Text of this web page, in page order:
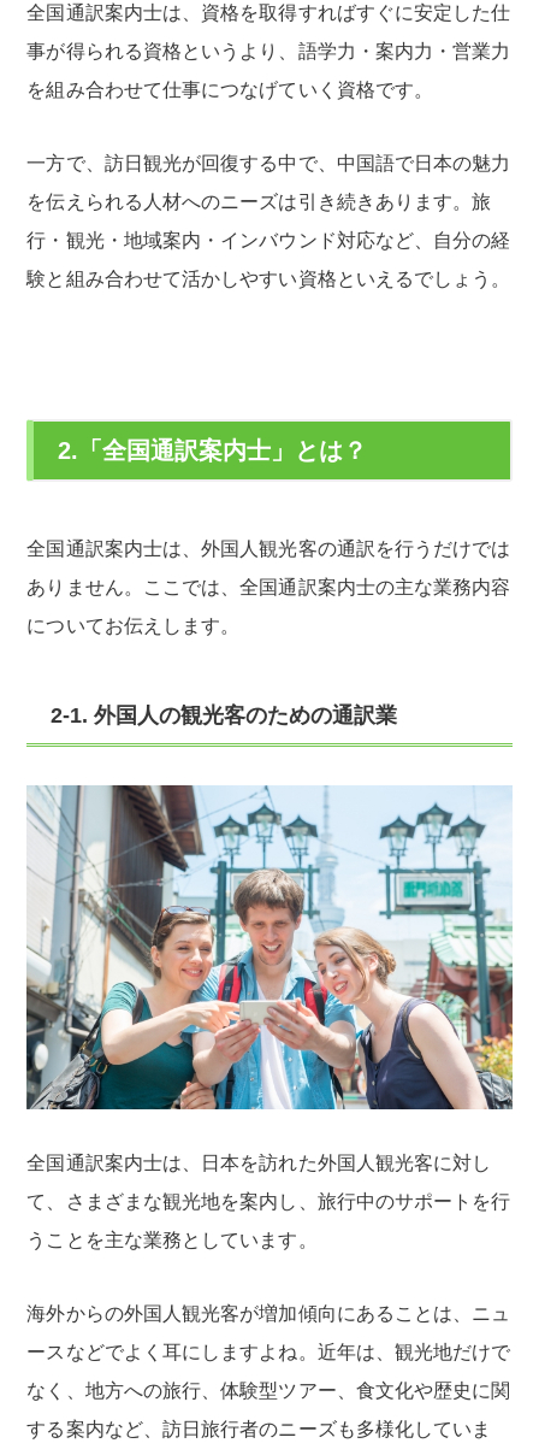
全国通訳案内士は、資格を取得すればすぐに安定した仕
事が得られる資格というより、語学力・案内力・営業力
を組み合わせて仕事につなげていく資格です。
一方で、訪日観光が回復する中で、中国語で日本の魅力
を伝えられる人材へのニーズは引き続きあります。旅
行・観光・地域案内・インバウンド対応など、自分の経
験と組み合わせて活かしやすい資格といえるでしょう。
2.「全国通訳案内士」とは？
全国通訳案内士は、外国人観光客の通訳を行うだけでは
ありません。ここでは、全国通訳案内士の主な業務内容
についてお伝えします。
2-1. 外国人の観光客のための通訳業
全国通訳案内士は、日本を訪れた外国人観光客に対し
て、さまざまな観光地を案内し、旅行中のサポートを行
うことを主な業務としています。
海外からの外国人観光客が増加傾向にあることは、ニュ
ースなどでよく耳にしますよね。近年は、観光地だけで
なく、地方への旅行、体験型ツアー、食文化や歴史に関
する案内など、訪日旅行者のニーズも多様化していま